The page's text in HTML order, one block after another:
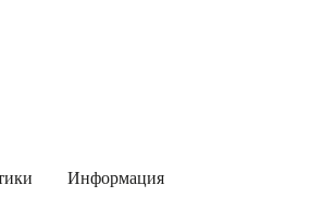
Информация